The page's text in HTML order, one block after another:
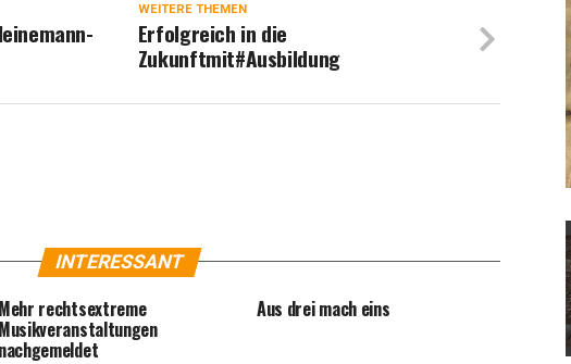
WEITERE THEMEN
Erfolgreich in die
Zukunftmit#Ausbildung
INTERESSANT
Mehr rechtsextreme
Musikveranstaltungen
nachgemeldet
Aus drei mach eins